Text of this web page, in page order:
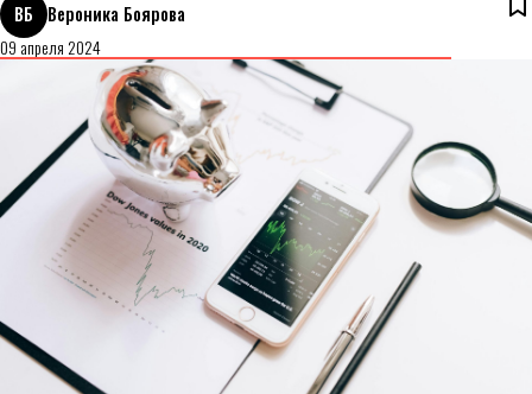
ВБ
Вероника Боярова
09 апреля 2024